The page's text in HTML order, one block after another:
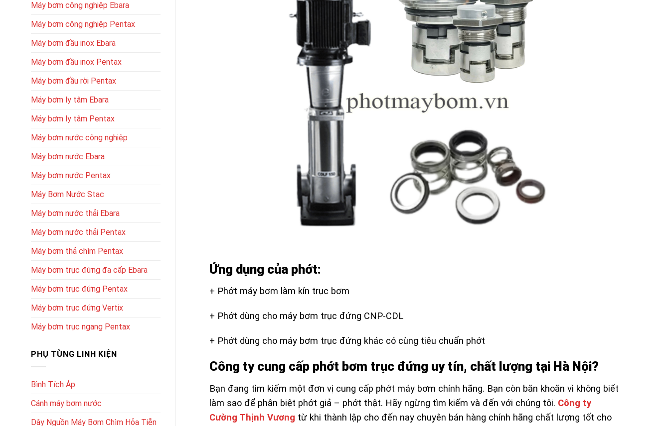
Máy bơm công nghiệp Ebara
Máy bơm công nghiệp Pentax
Máy bơm đầu inox Ebara
Máy bơm đầu inox Pentax
Máy bơm đầu rời Pentax
Máy bơm ly tâm Ebara
Máy bơm ly tâm Pentax
Máy bơm nước công nghiệp
Máy bơm nước Ebara
Máy bơm nước Pentax
Máy Bơm Nước Stac
Máy bơm nước thải Ebara
Máy bơm nước thải Pentax
Máy bơm thả chìm Pentax
Máy bơm trục đứng đa cấp Ebara
Máy bơm trục đứng Pentax
Máy bơm trục đứng Vertix
Máy bơm trục ngang Pentax
PHỤ TÙNG LINH KIỆN
Bình Tích Áp
Cánh máy bơm nước
Dây Nguồn Máy Bơm Chìm Hỏa Tiễn
Ứng dụng của phớt:
+ Phớt máy bơm làm kín trục bơm
+ Phớt dùng cho máy bơm trục đứng CNP-CDL
+ Phớt dùng cho máy bơm trục đứng khác có cùng tiêu chuẩn phớt
Công ty cung cấp phớt bơm trục đứng uy tín, chất lượng tại Hà Nội?
Bạn đang tìm kiếm một đơn vị cung cấp phớt máy bơm chính hãng. Bạn còn băn khoăn vì không biết
làm sao để phân biệt phớt giả – phớt thật. Hãy ngừng tìm kiếm và đến với chúng tôi. Công ty
Cường Thịnh Vương từ khi thành lập cho đến nay chuyên bán hàng chính hãng chất lượng tốt cho